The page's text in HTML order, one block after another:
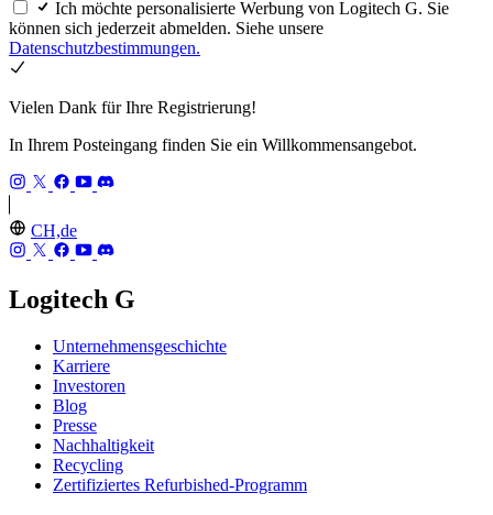
Ich möchte personalisierte Werbung von Logitech G. Sie
können sich jederzeit abmelden. Siehe unsere
Datenschutzbestimmungen.
Vielen Dank für Ihre Registrierung!
In Ihrem Posteingang finden Sie ein Willkommensangebot.
CH,de
Logitech G
Unternehmensgeschichte
Karriere
Investoren
Blog
Presse
Nachhaltigkeit
Recycling
Zertifiziertes Refurbished-Programm